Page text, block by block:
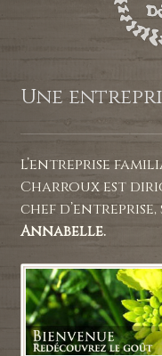
Une
L’entreprise
Charroux est
chef d’entreprise,
Annabelle.